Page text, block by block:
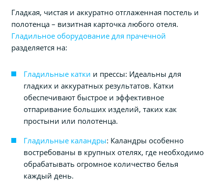
Гладкая, чистая и аккуратно отглаженная постель и
полотенца – визитная карточка любого отеля.
Гладильное оборудование для прачечной
разделяется на:
Гладильные катки и прессы: Идеальны для
гладких и аккуратных результатов. Катки
обеспечивают быстрое и эффективное
отпаривание больших изделий, таких как
простыни или полотенца.
Гладильные каландры: Каландры особенно
востребованы в крупных отелях, где необходимо
обрабатывать огромное количество белья
каждый день.